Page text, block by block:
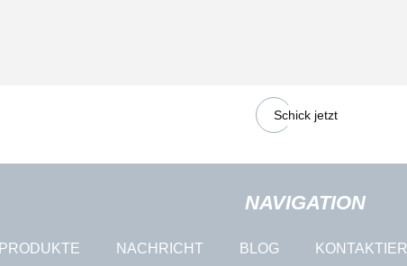
Schick jetzt
NAVIGATION
PRODUKTE NACHRICHT BLOG